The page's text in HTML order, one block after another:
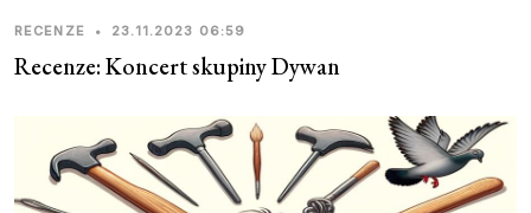
RECENZE • 23.11.2023 06:59
Recenze: Koncert skupiny Dywan